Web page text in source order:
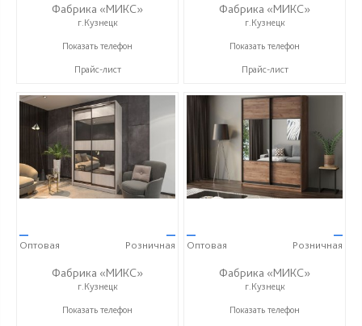
Фабрика «МИКС»
г.Кузнецк
+7 (937) 423-36-37
Показать телефон
Прайс-лист
Фабрика «МИКС»
г.Кузнецк
+7 (937) 423-36-37
Показать телефон
Прайс-лист
—
Оптовая
—
Розничная
Фабрика «МИКС»
г.Кузнецк
+7 (937) 423-36-37
Показать телефон
—
Оптовая
—
Розничная
Фабрика «МИКС»
г.Кузнецк
+7 (937) 423-36-37
Показать телефон